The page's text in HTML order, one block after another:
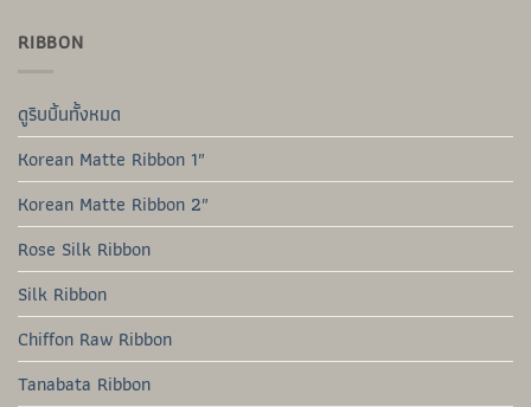
RIBBON
ดูริบบิ้นทั้งหมด
Korean Matte Ribbon 1″
Korean Matte Ribbon 2″
Rose Silk Ribbon
Silk Ribbon
Chiffon Raw Ribbon
Tanabata Ribbon